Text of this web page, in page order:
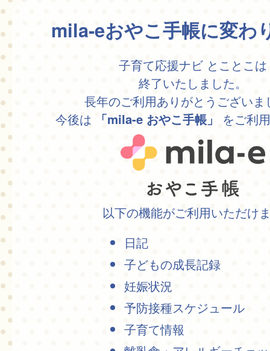
mila-eおやこ手帳に変わ
子育て応援ナビ とことこは
終了いたしました。
長年のご利用ありがとうございま
今後は
「mila-e おやこ手帳」 をご利
以下の機能がご利用いただけ
日記
子どもの成長記録
妊娠状況
予防接種スケジュール
子育て情報